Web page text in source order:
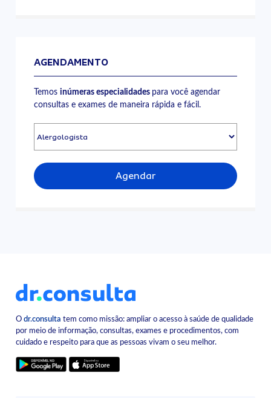
AGENDAMENTO
Temosinúmeras especialidades para você agendar
consultas e exames de maneira rápida e fácil.
Agendar
Odr.consulta tem como missão: ampliar o acesso à saúde de qualidade
por meio de informação, consultas, exames e procedimentos, com
cuidado e respeito para que as pessoas vivam o seu melhor.